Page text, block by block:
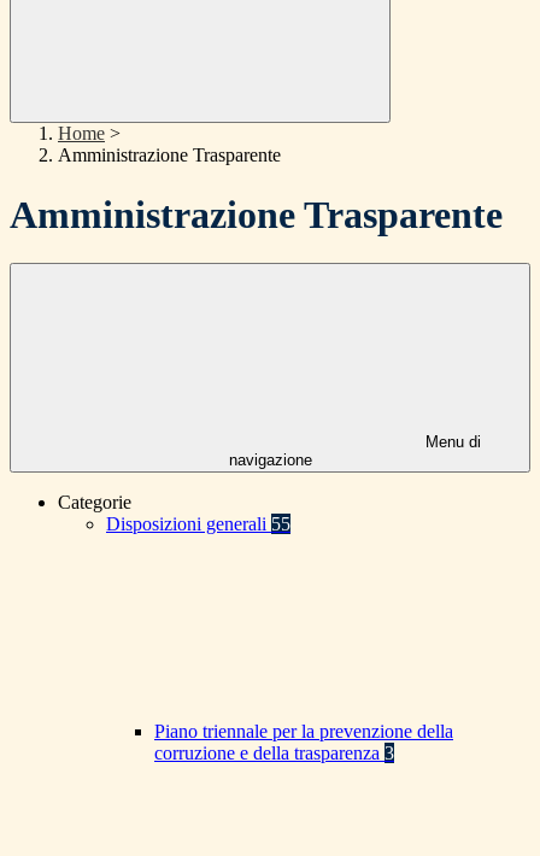
Home >
Amministrazione Trasparente
Amministrazione Trasparente
Menu di
navigazione
Categorie
Disposizioni generali 55
Piano triennale per la prevenzione della
corruzione e della trasparenza 3